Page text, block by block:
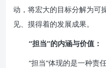
动，将宏大的目标分解为可
见、摸得着的发展成果。
“担当”的内涵与价值：
“担当”体现的是一种责